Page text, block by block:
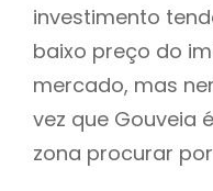
investimento
baixo preço do
mercado, mas
vez que Gouveia
zona procurar